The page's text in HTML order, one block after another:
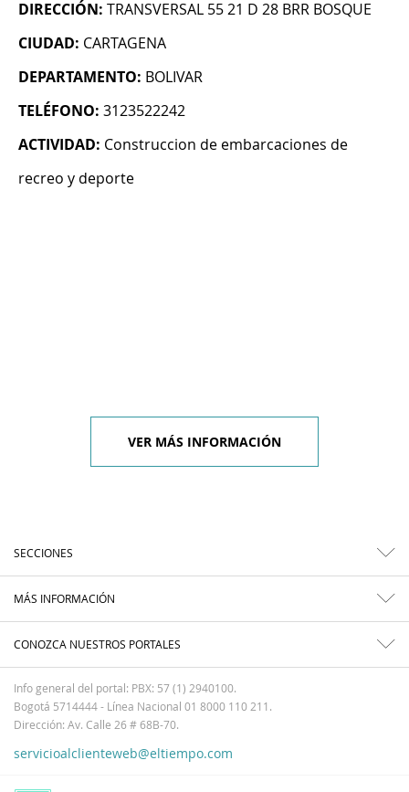
DIRECCIÓN: TRANSVERSAL 55 21 D 28 BRR BOSQUE
CIUDAD: CARTAGENA
DEPARTAMENTO: BOLIVAR
TELÉFONO: 3123522242
ACTIVIDAD: Construccion de embarcaciones de
recreo y deporte
VER MÁS INFORMACIÓN
SECCIONES
MÁS INFORMACIÓN
CONOZCA NUESTROS PORTALES
Info general del portal: PBX: 57 (1) 2940100.
Bogotá 5714444 - Línea Nacional 01 8000 110 211.
Dirección: Av. Calle 26 # 68B-70.
servicioalclienteweb@eltiempo.com